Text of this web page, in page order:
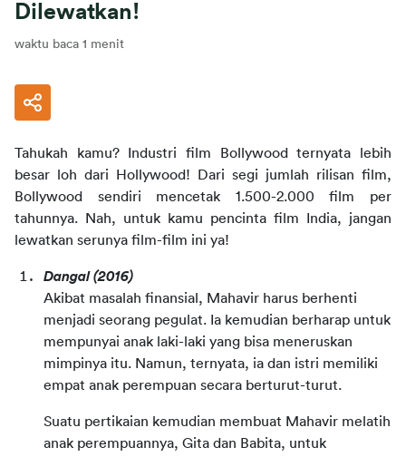
Dilewatkan!
waktu baca 1 menit
Tahukah kamu? Industri film Bollywood ternyata lebih
besar loh dari Hollywood! Dari segi jumlah rilisan film,
Bollywood sendiri mencetak 1.500-2.000 film per
tahunnya. Nah, untuk kamu pencinta film India, jangan
lewatkan serunya film-film ini ya!
Dangal (2016)
Akibat masalah finansial, Mahavir harus berhenti
menjadi seorang pegulat. Ia kemudian berharap untuk
mempunyai anak laki-laki yang bisa meneruskan
mimpinya itu. Namun, ternyata, ia dan istri memiliki
empat anak perempuan secara berturut-turut.
Suatu pertikaian kemudian membuat Mahavir melatih
anak perempuannya, Gita dan Babita, untuk